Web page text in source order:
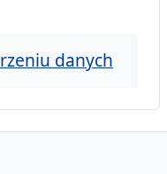
danych